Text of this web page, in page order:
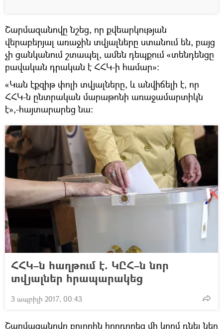
Շարմազանովը նշեց, որ քվեարկության
վերաբերյալ առաջին տվյալները ստանում են, բայց
չի ցանկանում շտապել, ամեն դեպքում «տենդենցը
բավական դրական է ՀՀԿ-ի համար»:
«Կան էքզիթ փոլի տվյալները, և անվիճելի է, որ
ՀՀԿ-ն ընտրական մարաթոնի առաջամարտիկն
է»,-հայտարարեց նա:
ՀՀԿ–ն հաղթում է. ԿԸՀ–ն նոր
տվյալներ հրապարակեց
3 ապրիլի 2017, 00:43
Շարմազանովը բոլորին հորդորեց մի կողմ դնել նեղ